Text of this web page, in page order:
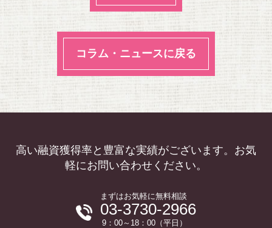
コラム・ニュースに戻る
高い融資獲得率と豊富な実績がございます。お気
軽にお問い合わせください。
まずはお気軽に無料相談
03-3730-2966
9：00～18：00（平日）